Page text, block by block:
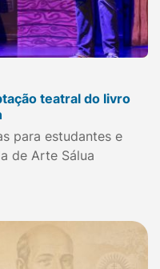
teatral do livro
para estudantes e
de Arte Sálua